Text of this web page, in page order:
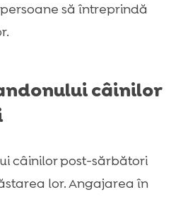
să întreprindă
câinilor
câinilor post-sărbători
lor. Angajarea în